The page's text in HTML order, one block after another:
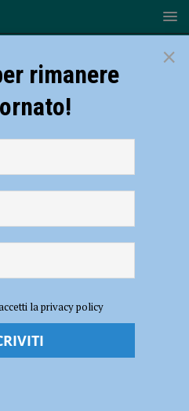
urgenti”
maggio: “Garantiti i
×
rimanere
la privacy policy